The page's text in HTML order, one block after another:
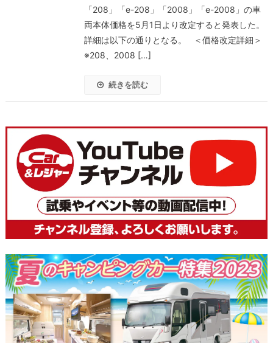
「208」「e-208」「2008」「e-2008」の車
両本体価格を5月1日より改定すると発表した。
詳細は以下の通りとなる。 ＜価格改定詳細＞
※208、2008 […]
続きを読む